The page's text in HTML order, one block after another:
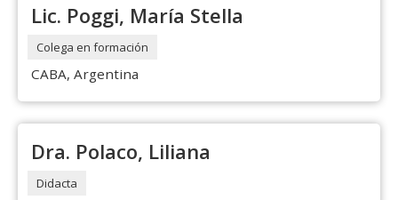
Lic. Poggi, María Stella
Colega en formación
CABA, Argentina
Dra. Polaco, Liliana
Didacta